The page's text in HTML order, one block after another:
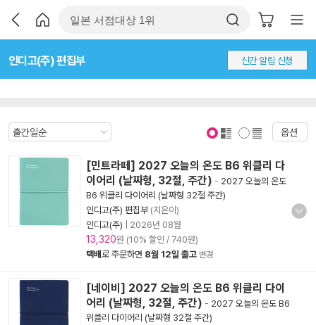
인디고(주) 편집부 신간 알림 신청
옵션
[민트라떼] 2027 오늘의 온도 B6 위클리 다
이어리 (날짜형, 32절, 주간) - 2027 오늘의 온도
B6 위클리 다이어리 (날짜형 32절 주간)
인디고(주) 편집부 (지은이)
인디고(주)
2026년 08월
13,320원 (10% 할인 / 740원)
택배로 주문하면 8월 12일 출고 변경
[네이비] 2027 오늘의 온도 B6 위클리 다이
어리 (날짜형, 32절, 주간) - 2027 오늘의 온도 B6
위클리 다이어리 (날짜형 32절 주간)